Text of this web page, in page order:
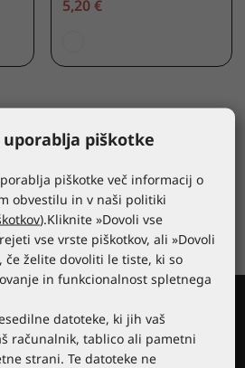
5,20 €
piškotke
piškotke več informacij o
obvestilu in v naši politiki
).Kliknite »Dovoli vse
vse vrste piškotkov, ali »Dovoli
če želite dovoliti le tiste, ki so
in funkcionalnost spletnega
datoteke, ki jih vaš
računalnik, tablico ali pametni
strani. Te datoteke ne